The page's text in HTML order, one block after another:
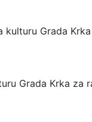
kulturu Grada
Grada Krka za